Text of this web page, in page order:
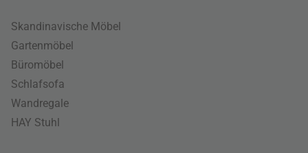
Skandinavische Möbel
Gartenmöbel
Büromöbel
Schlafsofa
Wandregale
HAY Stuhl